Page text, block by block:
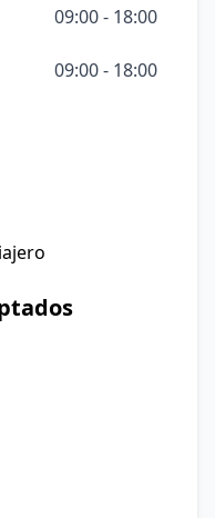
09:00 - 18:00
09:00 - 18:00